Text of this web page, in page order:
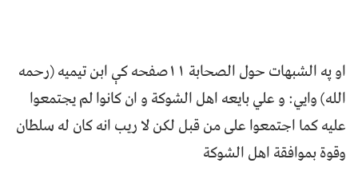
او په الشبهات حول الصحابة ۱۱صفحه کې ابن تیمیه (رحمه
الله) وايي: و علي بايعه اهل الشوكة و ان كانوا لم يجتمعوا
عليه كما اجتمعوا على من قبل لكن لا ريب انه كان له سلطان
وقوة بموافقة اهل الشوكة